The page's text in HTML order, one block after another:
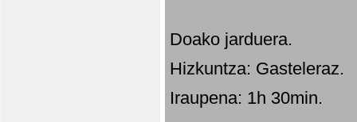
Doako jarduera.
Hizkuntza: Gasteleraz.
Iraupena: 1h 30min.